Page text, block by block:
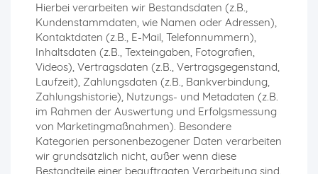
Hierbei verarbeiten wir Bestandsdaten (z.B.,
Kundenstammdaten, wie Namen oder Adressen),
Kontaktdaten (z.B., E-Mail, Telefonnummern),
Inhaltsdaten (z.B., Texteingaben, Fotografien,
Videos), Vertragsdaten (z.B., Vertragsgegenstand,
Laufzeit), Zahlungsdaten (z.B., Bankverbindung,
Zahlungshistorie), Nutzungs- und Metadaten (z.B.
im Rahmen der Auswertung und Erfolgsmessung
von Marketingmaßnahmen). Besondere
Kategorien personenbezogener Daten verarbeiten
wir grundsätzlich nicht, außer wenn diese
Bestandteile einer beauftragten Verarbeitung sind.